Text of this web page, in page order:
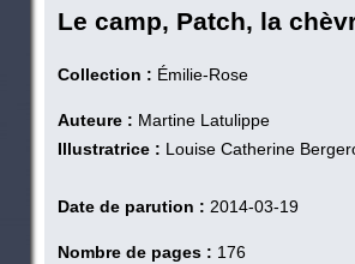
Le camp, Patch, la
Collection : Émilie-Rose
Auteure : Martine Latulippe
Illustratrice : Louise Catherine
Date de parution : 2014-03-19
Nombre de pages : 176